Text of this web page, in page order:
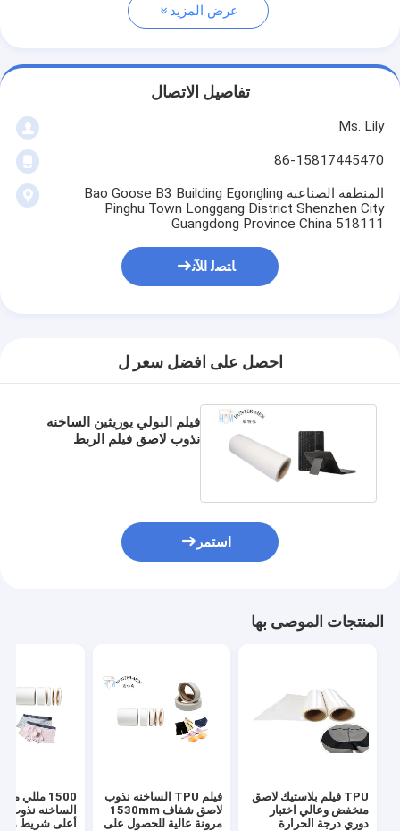
عرض المزيد
تفاصيل الاتصال
Ms. Lily
86-15817445470
المنطقة الصناعية Bao Goose B3 Building Egongling
Pinghu Town Longgang District Shenzhen City
Guangdong Province China 518111
ﺎﺘﺼﻟ ﺍﻶﻧ
احصل على افضل سعر ل
فيلم البولي يوريثين الساخنه
نذوب لاصق فيلم الربط
استمر
المنتجات الموصى بها
TPU فيلم بلاستيك لاصق
منخفض وعالي اختبار
دوري درجة الحرارة
فيلم TPU الساخنه نذوب
لاصق شفاف 1530mm
مرونة عالية للحصول على
الساخنه نذوب
أعلى شريط